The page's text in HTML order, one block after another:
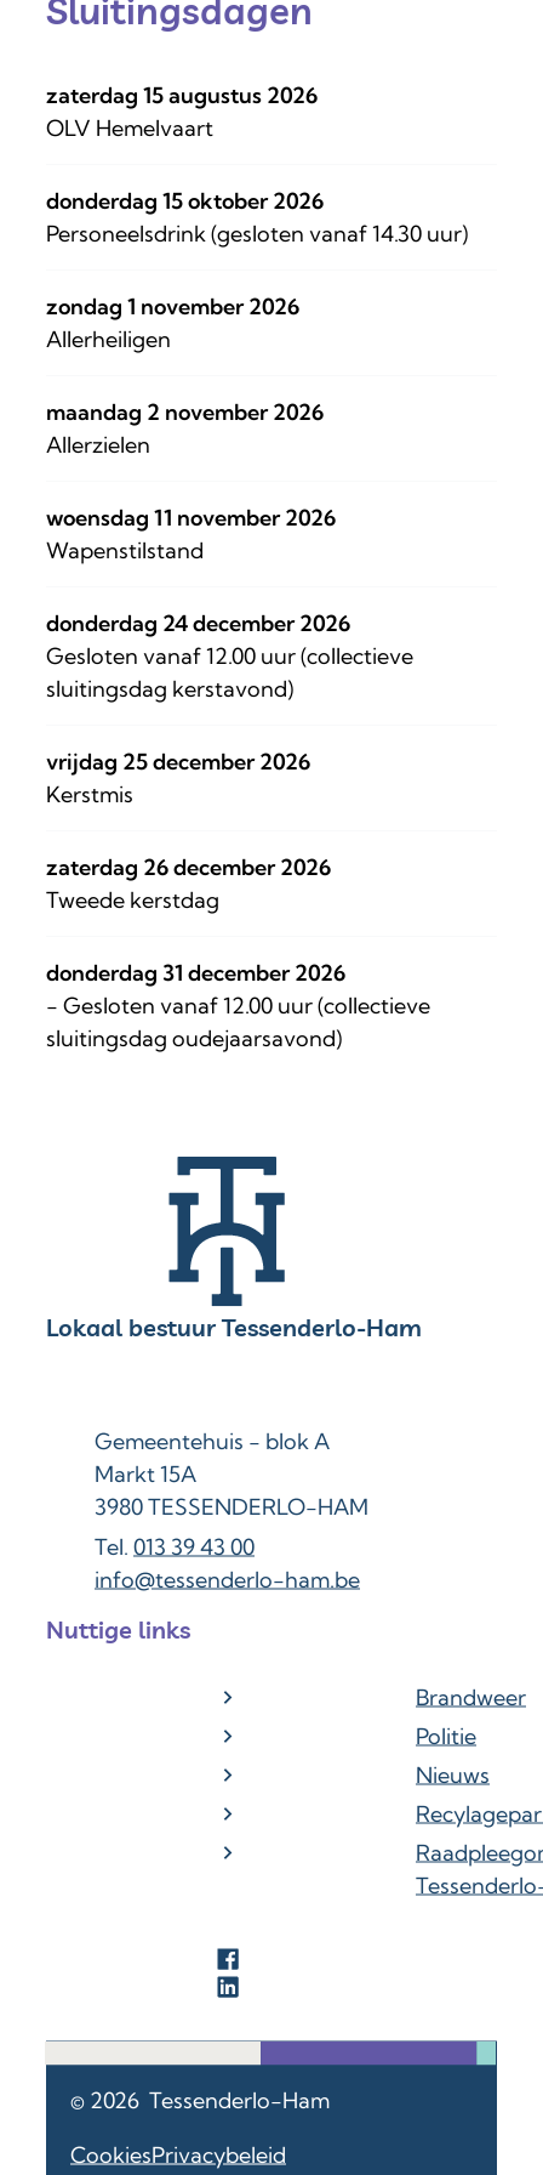
Sluitingsdagen
zaterdag 15 augustus 2026
OLV Hemelvaart
donderdag 15 oktober 2026
Personeelsdrink (gesloten vanaf 14.30 uur)
zondag 1 november 2026
Allerheiligen
maandag 2 november 2026
Allerzielen
woensdag 11 november 2026
Wapenstilstand
donderdag 24 december 2026
Gesloten vanaf 12.00 uur (collectieve
sluitingsdag kerstavond)
vrijdag 25 december 2026
Kerstmis
zaterdag 26 december 2026
Tweede kerstdag
donderdag 31 december 2026
- Gesloten vanaf 12.00 uur (collectieve
sluitingsdag oudejaarsavond)
Contact & openingsuren
Lokaal bestuur Tessenderlo-Ham
AdresGemeentehuis - blok A
Markt 15A
,3980TESSENDERLO-HAM
013 39 43 00
E-mailinfo@tessenderlo-ham.be
Nuttige links
Brandweer
Politie
Nieuws
© 2026 Tessenderlo-Ham
CookiesPrivacybeleid